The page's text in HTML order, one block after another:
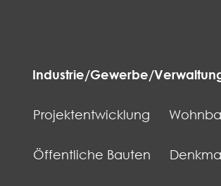
Industrie/Gewerbe/
Projektentwicklung
Öffentliche Bauten